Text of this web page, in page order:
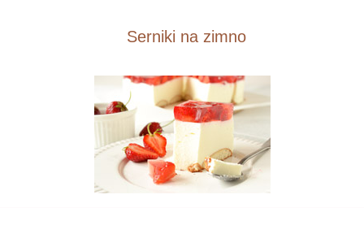
Serniki na zimno